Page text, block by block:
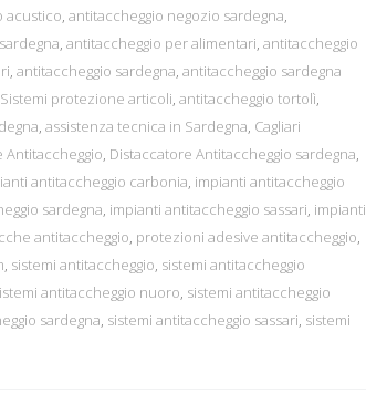
acustico, antitaccheggio negozio sardegna,
, antitaccheggio per alimentari, antitaccheggio
, antitaccheggio sardegna, antitaccheggio sardegna
protezione articoli, antitaccheggio tortolì,
, assistenza tecnica in Sardegna, Cagliari
Antitaccheggio, Distaccatore Antitaccheggio sardegna,
antitaccheggio carbonia, impianti antitaccheggio
sardegna, impianti antitaccheggio sassari, impianti
antitaccheggio, protezioni adesive antitaccheggio,
, sistemi antitaccheggio, sistemi antitaccheggio
antitaccheggio nuoro, sistemi antitaccheggio
sardegna, sistemi antitaccheggio sassari, sistemi